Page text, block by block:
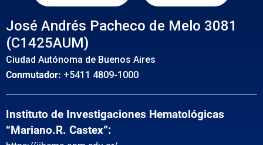
José Andrés Pacheco de Melo 3081
(C1425AUM)
Ciudad Autónoma de Buenos Aires
Conmutador: +5411 4809-1000
Instituto de Investigaciones Hematológicas
“Mariano.R. Castex”: